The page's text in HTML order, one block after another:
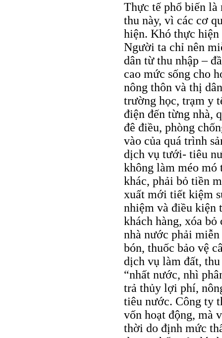
Thực tế phổ biến là
thu này, vì các cơ
hiện. Khó thực
Người ta chỉ nên
dân từ thu nhập –
cao mức sống cho
nông thôn và thị
trường học, trạm y
điện đến từng nhà,
đê điều, phòng
vào của quá trình
dịch vụ tưới- tiêu
không làm méo
khác, phải bỏ tiền
xuất mới tiết kiệm
nhiệm và điều kiện
khách hàng, xóa
nhà nước phải
bón, thuốc bảo vệ
dịch vụ làm đất,
“nhất nước, nhì
trả thủy lợi phí,
tiêu nước. Công ty
vốn hoạt động, mà
thời do định mức